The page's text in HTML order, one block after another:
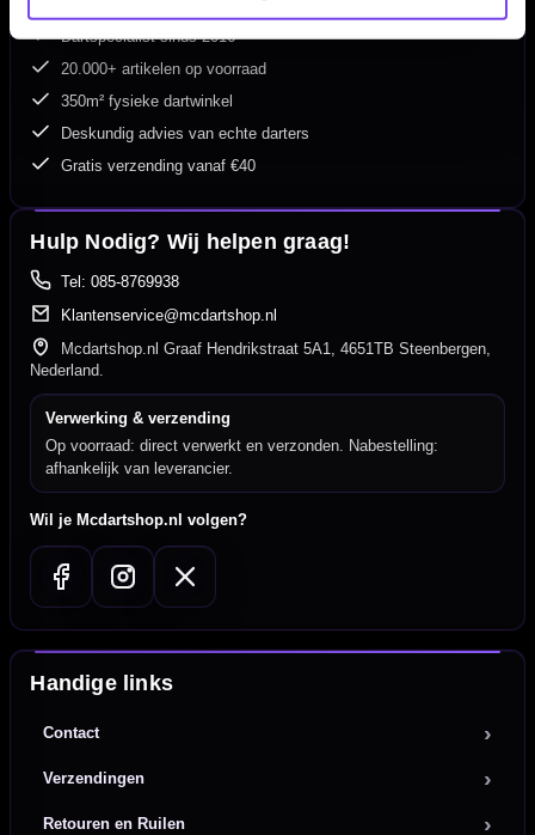
Dartspecialist sinds 2016
20.000+ artikelen op voorraad
350m² fysieke dartwinkel
Deskundig advies van echte darters
Gratis verzending vanaf €40
Hulp Nodig? Wij helpen graag!
Tel: 085-8769938
Klantenservice@mcdartshop.nl
Mcdartshop.nl Graaf Hendrikstraat 5A1, 4651TB Steenbergen,
Nederland.
Verwerking & verzending
Op voorraad: direct verwerkt en verzonden. Nabestelling:
afhankelijk van leverancier.
Wil je Mcdartshop.nl volgen?
Handige links
Contact
Verzendingen
Retouren en Ruilen